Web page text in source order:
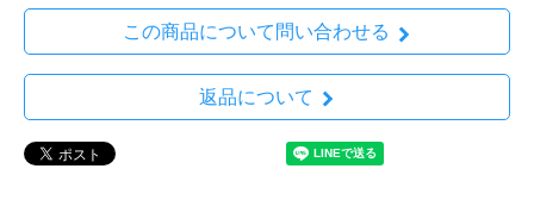
この商品について問い合わせる
返品について